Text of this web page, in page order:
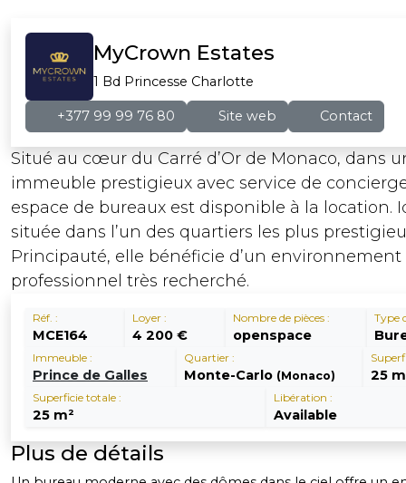
MyCrown Estates
1 Bd Princesse Charlotte
+377 99 99 76 80 Site web Contact
Situé au cœur du Carré d’Or de Monaco, dans
immeuble prestigieux avec service de
espace de bureaux est disponible à la location.
située dans l’un des quartiers les plus
Principauté, elle bénéficie d’un environnement
professionnel très recherché.
Réf. :
MCE164
Loyer :
4 200 €
Nombre de pièces :
openspace
Type
Immeuble :
Prince de Galles
Quartier :
Monte-Carlo (Monaco) 25
Superficie totale :
25 m²
Libération :
Available
Plus de détails